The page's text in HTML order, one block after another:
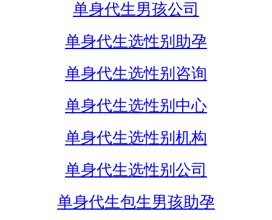
单身代生男孩公司
单身代生选性别助孕
单身代生选性别咨询
单身代生选性别中心
单身代生选性别机构
单身代生选性别公司
单身代生包生男孩助孕